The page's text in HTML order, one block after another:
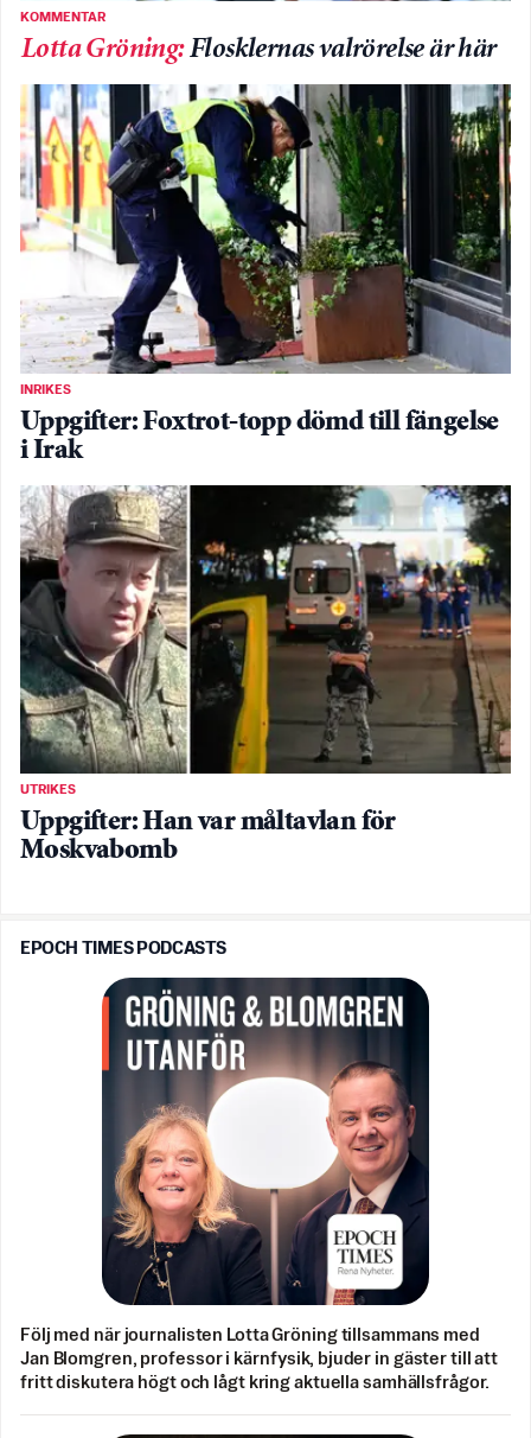
KOMMENTAR
Lotta Gröning:Flosklernas valrörelse är här
INRIKES
Uppgifter: Foxtrot-topp dömd till fängelse
i Irak
UTRIKES
Uppgifter: Han var måltavlan för
Moskvabomb
EPOCH TIMES PODCASTS
Följ med när journalisten Lotta Gröning tillsammans med
Jan Blomgren, professor i kärnfysik, bjuder in gäster till att
fritt diskutera högt och lågt kring aktuella samhällsfrågor.